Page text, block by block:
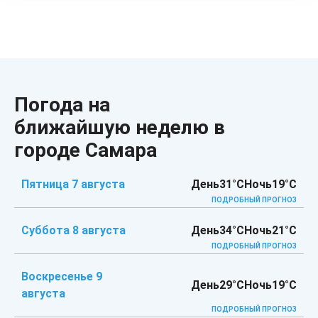
Погода на
ближайшую неделю в
городе Самара
Пятница 7 августа День31°CНочь19°C
ПОДРОБНЫЙ ПРОГНОЗ
Суббота 8 августа День34°CНочь21°C
ПОДРОБНЫЙ ПРОГНОЗ
Воскресенье 9
августа
День29°CНочь19°C
ПОДРОБНЫЙ ПРОГНОЗ